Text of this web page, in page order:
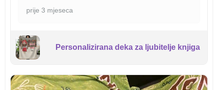
prije 3 mjeseca
Personalizirana deka za ljubitelje knjiga